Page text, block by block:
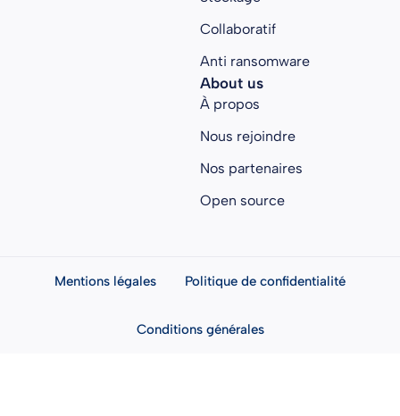
Collaboratif
Anti ransomware
About us
À propos
Nous rejoindre
Nos partenaires
Open source
Mentions légales Politique de confidentialité
Conditions générales